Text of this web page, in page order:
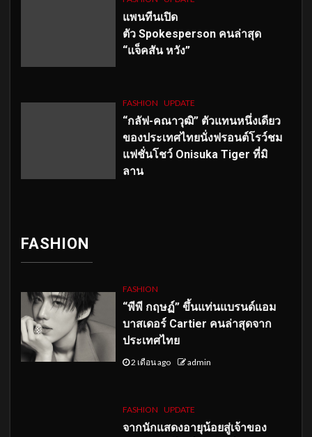
แพนทีนเปิด
ตัว Spokesperson คนล่าสุด
“แจ็คสัน หวัง”
FASHION UPDATE
“กลัฟ-คณาวุฒิ” ตัวแทนหนึ่งเดียว
ของประเทศไทยนั่งฟรอนต์โรว์ชม
แฟชั่นโชว์ Onisuka Tiger ที่มิ
ลาน
FASHION
FASHION
“พีพี กฤษฏ์” ขึ้นแท่นแบรนด์แอม
บาสเดอร์ Cartier คนล่าสุดจาก
ประเทศไทย
2 เดือน ago admin
FASHION UPDATE
จากนักแสดงอายุน้อยสู่เจ้าของ